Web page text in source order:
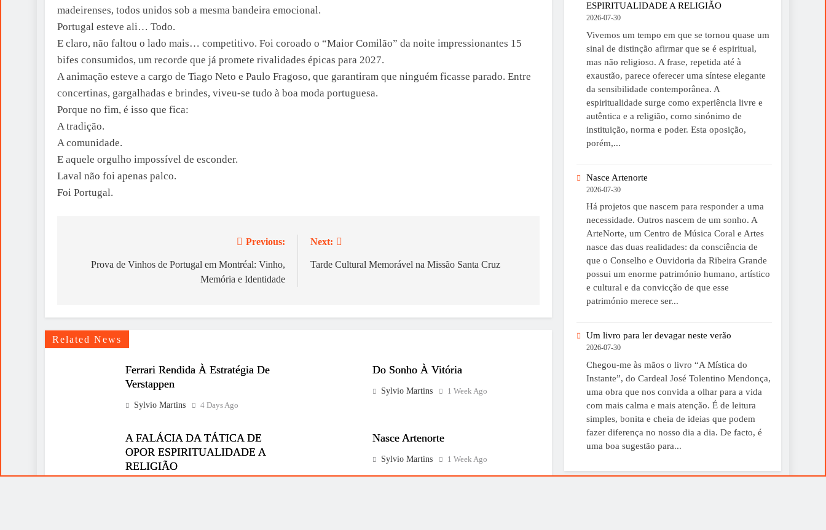
madeirenses, todos unidos sob a mesma bandeira emocional.
Portugal esteve ali… Todo.
E claro, não faltou o lado mais… competitivo. Foi coroado o “Maior Comilão” da noite impressionantes 15
bifes consumidos, um recorde que já promete rivalidades épicas para 2027.
A animação esteve a cargo de Tiago Neto e Paulo Fragoso, que garantiram que ninguém ficasse parado. Entre
concertinas, gargalhadas e brindes, viveu-se tudo à boa moda portuguesa.
Porque no fim, é isso que fica:
A tradição.
A comunidade.
E aquele orgulho impossível de esconder.
Laval não foi apenas palco.
Foi Portugal.
navigation
Previous:
Prova de Vinhos de Portugal em Montréal: Vinho,
Memória e Identidade
Next:
Tarde Cultural Memorável na Missão Santa Cruz
Related News
Ferrari Rendida À Estratégia De
Verstappen
Sylvio Martins 4 Days Ago
Do Sonho À Vitória
Sylvio Martins 1 Week Ago
A FALÁCIA DA TÁTICA DE
OPOR ESPIRITUALIDADE A
RELIGIÃO
Nasce Artenorte
Sylvio Martins 1 Week Ago
ESPIRITUALIDADE A RELIGIÃO
2026-07-30
Vivemos um tempo em que se tornou quase um
sinal de distinção afirmar que se é espiritual,
mas não religioso. A frase, repetida até à
exaustão, parece oferecer uma síntese elegante
da sensibilidade contemporânea. A
espiritualidade surge como experiência livre e
autêntica e a religião, como sinónimo de
instituição, norma e poder. Esta oposição,
porém,...
Nasce Artenorte
2026-07-30
Há projetos que nascem para responder a uma
necessidade. Outros nascem de um sonho. A
ArteNorte, um Centro de Música Coral e Artes
nasce das duas realidades: da consciência de
que o Conselho e Ouvidoria da Ribeira Grande
possui um enorme património humano, artístico
e cultural e da convicção de que esse
património merece ser...
Um livro para ler devagar neste verão
2026-07-30
Chegou-me às mãos o livro “A Mística do
Instante”, do Cardeal José Tolentino Mendonça,
uma obra que nos convida a olhar para a vida
com mais calma e mais atenção. É de leitura
simples, bonita e cheia de ideias que podem
fazer diferença no nosso dia a dia. De facto, é
uma boa sugestão para...